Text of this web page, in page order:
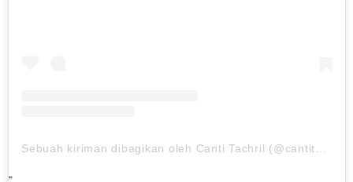
Sebuah kiriman dibagikan oleh Canti Tachril (@cantitachril)